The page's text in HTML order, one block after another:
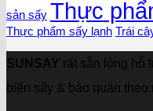
sản sấy Thực
Thực phẩm sấy lạnh Trái
SUNSAY rất sẵn lòng hỗ
biến sấy & bảo quản